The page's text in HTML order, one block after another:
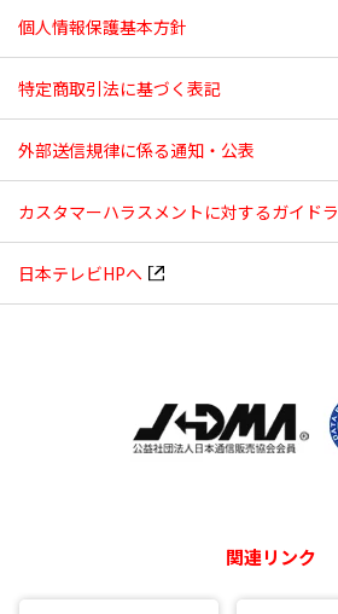
個人情報保護基本方針
特定商取引法に基づく表記
外部送信規律に係る通知・公表
カスタマーハラスメントに対するガイド
日本テレビHPへ
関連リンク